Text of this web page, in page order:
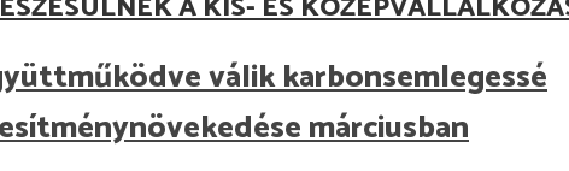
válik karbonsemlegessé
márciusban